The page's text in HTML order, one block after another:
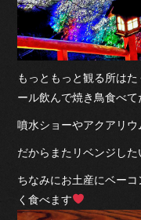
もっともっと観る所は
ール飲んで焼き鳥食べ
噴水ショーやアクアリ
だからまたリベンジした
ちなみにお土産にベー
く食べます